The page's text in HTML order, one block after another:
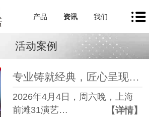
产品 资讯 我们
活动案例
专业铸就经典，匠心呈现天籁—鑫禾舞美助力陈明演唱会圆满落幕
2026年4月4日，周六晚，上海
前滩31演艺…
【详情】